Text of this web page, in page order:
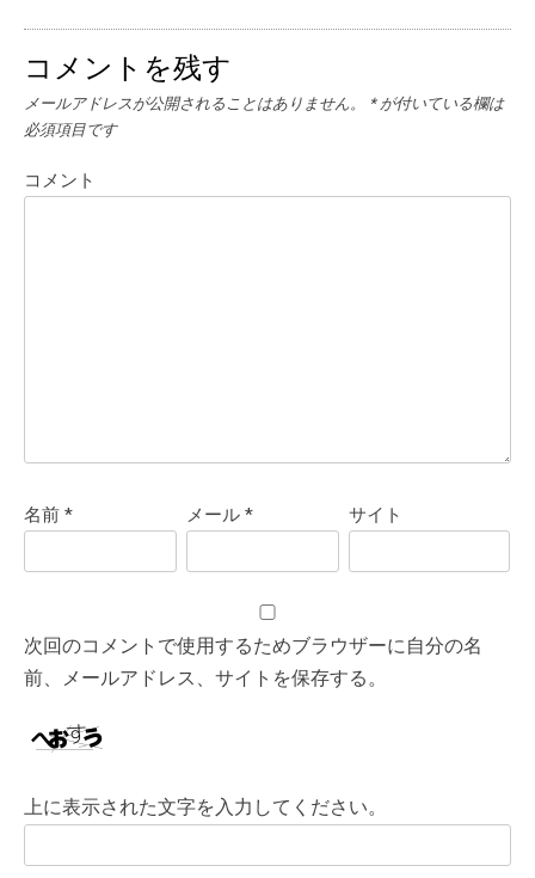
コメントを残す
メールアドレスが公開されることはありません。 *が付いている欄は
必須項目です
コメント
名前* メール* サイト
次回のコメントで使用するためブラウザーに自分の名
前、メールアドレス、サイトを保存する。
上に表示された文字を入力してください。